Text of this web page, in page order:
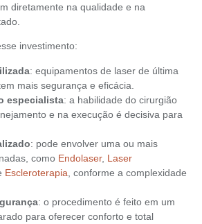
diretamente na qualidade e na
investimento:
: equipamentos de laser de última
mais segurança e eficácia.
especialista: a habilidade do cirurgião
e na execução é decisiva para
: pode envolver uma ou mais
como Endolaser, Laser
Escleroterapia , conforme a complexidade
: o procedimento é feito em um
para oferecer conforto e total